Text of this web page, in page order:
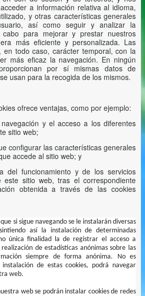
a información relativa al idioma,
y otras características generales
así como seguir y analizar la
para mejorar y prestar nuestros
más eficiente y personalizada. Las
en todo caso, carácter temporal, con la
más eficaz la navegación. En ningún
por sí mismas datos de
usan para la recogida de los mismos.
ofrece ventajas, como por ejemplo:
y el acceso a los diferentes
sitio web;
configurar las características generales
accede al sitio web; y
del funcionamiento y de los servicios
sitio web, tras el correspondiente
obtenida a través de las cookies
si sigue navegando se le instalarán diversas
así la instalación de determinadas
única finalidad la de registrar el acceso a
de estadísticas anónimas sobre las
siempre de forma anónima. No es
de estas cookies, podrá navegar
web.
web se podrán instalar cookies de redes